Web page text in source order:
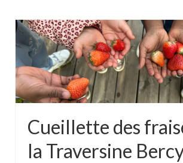
Cueillette des
la Traversine